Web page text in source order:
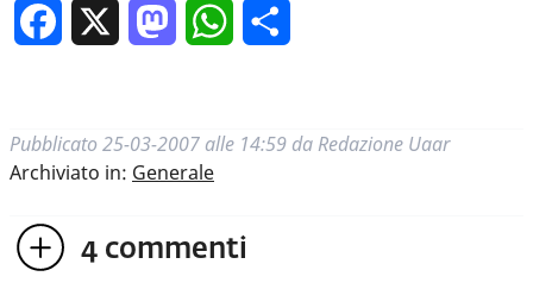
Facebook MastodonWhatsApp
Pubblicato 25-03-2007 alle 14:59 da Redazione Uaar
Archiviato in: Generale
4 commenti